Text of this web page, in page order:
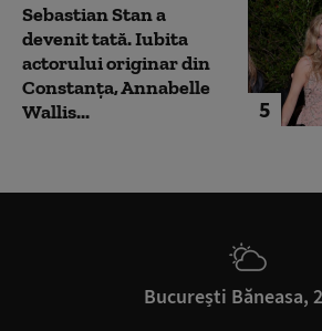
5
Sebastian Stan a
devenit tată. Iubita
actorului originar din
Constanța, Annabelle
Wallis...
București Băneasa,